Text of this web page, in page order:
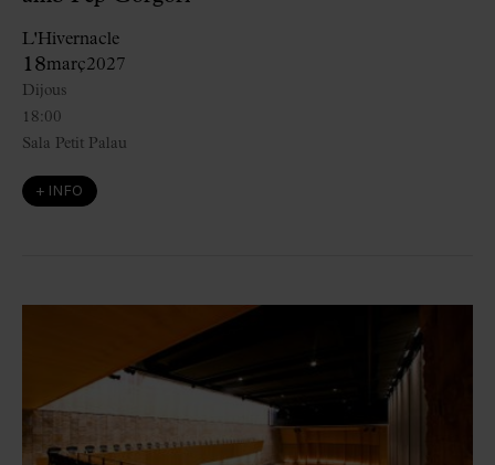
L'Hivernacle
18març2027
18:00
Dijous
Sala Petit Palau
+ INFO